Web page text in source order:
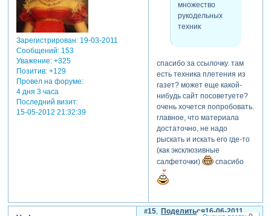
Зарегистрирован: 19-03-2011
Сообщений:153
Уважение: +325
Позитив: +129
Провел на форуме:
4 дня 3 часа
Последний визит:
15-05-2012 21:32:39
множество
рукодельных
техник
спасибо за ссылочку. там
есть техника плетения из
газет? может еще какой-
нибудь сайт посоветуете?
очень хочется попробовать.
главное, что материала
достаточно, не надо
рыскать и искать его где-то
(как эксклюзивные
салфеточки)
спасибо
Поделиться
15
16-06-2011